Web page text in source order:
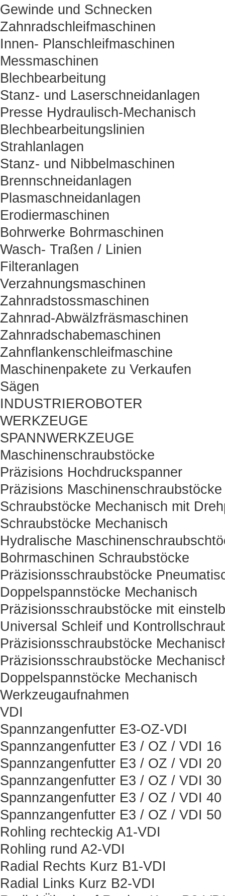
Gewinde und Schnecken
Zahnradschleifmaschinen
Innen- Planschleifmaschinen
Messmaschinen
Blechbearbeitung
Stanz- und Laserschneidanlagen
Presse Hydraulisch-Mechanisch
Blechbearbeitungslinien
Strahlanlagen
Stanz- und Nibbelmaschinen
Brennschneidanlagen
Plasmaschneidanlagen
Erodiermaschinen
Bohrwerke Bohrmaschinen
Wasch- Traßen / Linien
Filteranlagen
Verzahnungsmaschinen
Zahnradstossmaschinen
Zahnrad-Abwälzfräsmaschinen
Zahnradschabemaschinen
Zahnflankenschleifmaschine
Maschinenpakete zu Verkaufen
Sägen
INDUSTRIEROBOTER
WERKZEUGE
SPANNWERKZEUGE
Maschinenschraubstöcke
Präzisions Hochdruckspanner
Präzisions Maschinenschraubstöcke
Schraubstöcke Mechanisch mit
Schraubstöcke Mechanisch
Hydralische
Bohrmaschinen Schraubstöcke
Präzisionsschraubstöcke
Doppelspannstöcke Mechanisch
Präzisionsschraubstöcke mit
Universal Schleif und
Präzisionsschraubstöcke
Präzisionsschraubstöcke
Doppelspannstöcke Mechanisch
Werkzeugaufnahmen
VDI
Spannzangenfutter E3-OZ-VDI
Spannzangenfutter E3 / OZ / VDI 16
Spannzangenfutter E3 / OZ / VDI 20
Spannzangenfutter E3 / OZ / VDI 30
Spannzangenfutter E3 / OZ / VDI 40
Spannzangenfutter E3 / OZ / VDI 50
Rohling rechteckig A1-VDI
Rohling rund A2-VDI
Radial Rechts Kurz B1-VDI
Radial Links Kurz B2-VDI